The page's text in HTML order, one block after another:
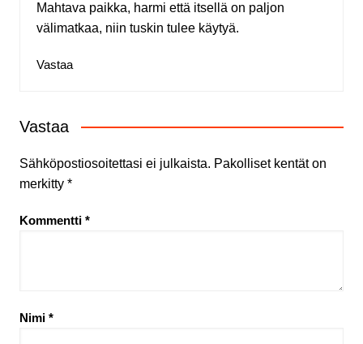
Mahtava paikka, harmi että itsellä on paljon
välimatkaa, niin tuskin tulee käytyä.
Vastaa
Vastaa
Sähköpostiosoitettasi ei julkaista. Pakolliset kentät on
merkitty *
Kommentti *
Nimi *